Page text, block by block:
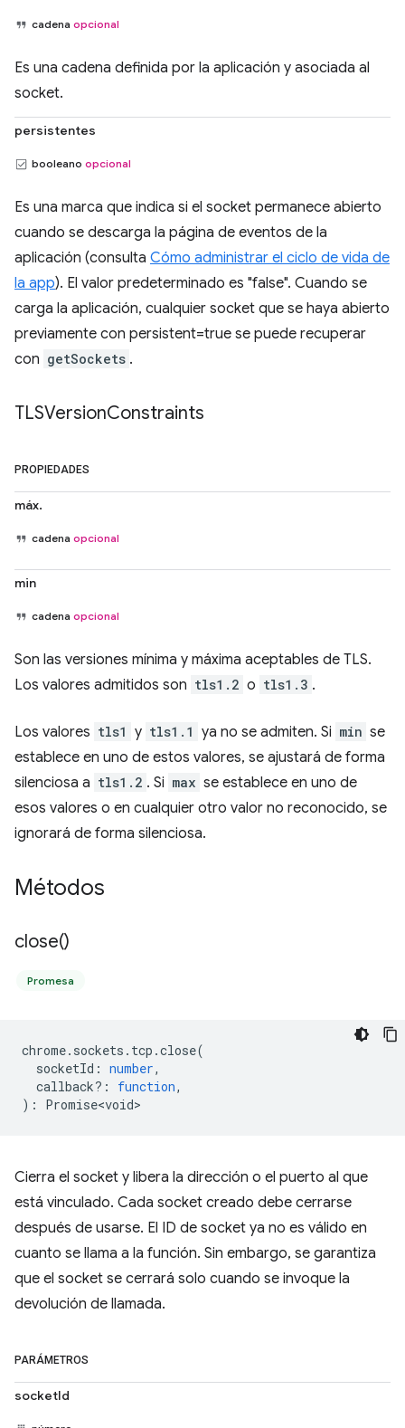
cadena opcional
Es una cadena definida por la aplicación y asociada al
socket.
persistentes
booleano opcional
Es una marca que indica si el socket permanece abierto
cuando se descarga la página de eventos de la
aplicación (consulta Cómo administrar el ciclo de vida de
la app). El valor predeterminado es "false". Cuando se
carga la aplicación, cualquier socket que se haya abierto
previamente con persistent=true se puede recuperar
con getSockets .
TLSVersionConstraints
PROPIEDADES
máx.
cadena opcional
min
cadena opcional
Son las versiones mínima y máxima aceptables de TLS.
Los valores admitidos son tls1.2 o tls1.3 .
Los valores tls1 y tls1.1 ya no se admiten. Si min se
establece en uno de estos valores, se ajustará de forma
silenciosa a tls1.2 . Si max se establece en uno de
esos valores o en cualquier otro valor no reconocido, se
ignorará de forma silenciosa.
Métodos
close()
Promesa
chrome. sockets . tcp .close(
socketId : number,
callback? : function,
) : Promise<void>
Cierra el socket y libera la dirección o el puerto al que
está vinculado. Cada socket creado debe cerrarse
después de usarse. El ID de socket ya no es válido en
cuanto se llama a la función. Sin embargo, se garantiza
que el socket se cerrará solo cuando se invoque la
devolución de llamada.
PARÁMETROS
socketId